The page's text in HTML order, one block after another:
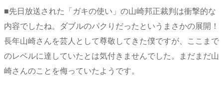
■先日放送された「ガキの使い」の山崎邦正裁判は衝撃的な
内容でしたね。ダブルのパクりだったというまさかの展開！
長年山崎さんを芸人として尊敬してきた僕ですが、ここまで
のレベルに達していたとは気付きませんでした。まだまだ山
崎さんのことを侮っていたようです。